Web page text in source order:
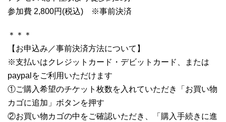
参加費 2,800円(税込) ※事前決済
＊＊＊
【お申込み／事前決済方法について】
※支払いはクレジットカード・デビットカード、または
paypalをご利用いただけます
①ご購入希望のチケット枚数を入れていただき「お買い物
カゴに追加」ボタンを押す
②お買い物カゴの中をご確認いただき、「購入手続きに進